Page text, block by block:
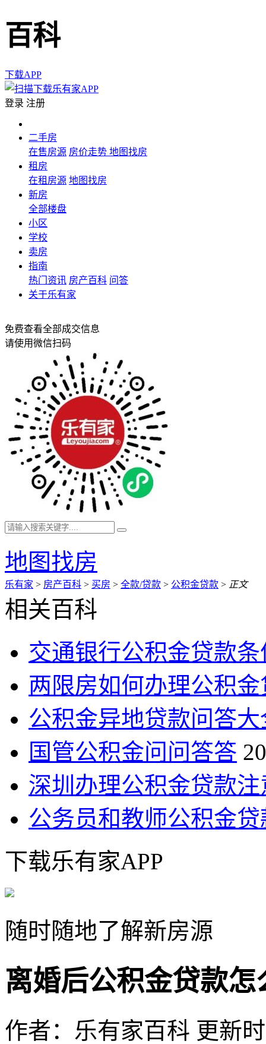
百科
下载APP
登录 注册
二手房
在售房源 房价走势 地图找房
租房
在租房源 地图找房
新房
全部楼盘
小区
学校
卖房
指南
热门资讯 房产百科 问答
关于乐有家
免费查看全部成交信息
请使用微信扫码
地图找房
乐有家 > 房产百科 > 买房 > 全款/贷款 > 公积金贷款 > 正文
相关百科
交通银行公积金贷款条
两限房如何办理公积金
公积金异地贷款问答大
国管公积金问问答答
深圳办理公积金贷款
公务员和教师公积金
下载乐有家APP
随时随地了解新房源
离婚后公积金贷款怎
作者：乐有家百科 更新